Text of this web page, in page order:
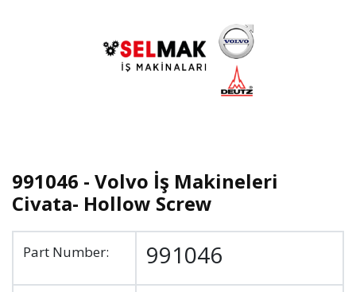
991046 - Volvo İş Makineleri
Civata- Hollow Screw
Part Number: 991046